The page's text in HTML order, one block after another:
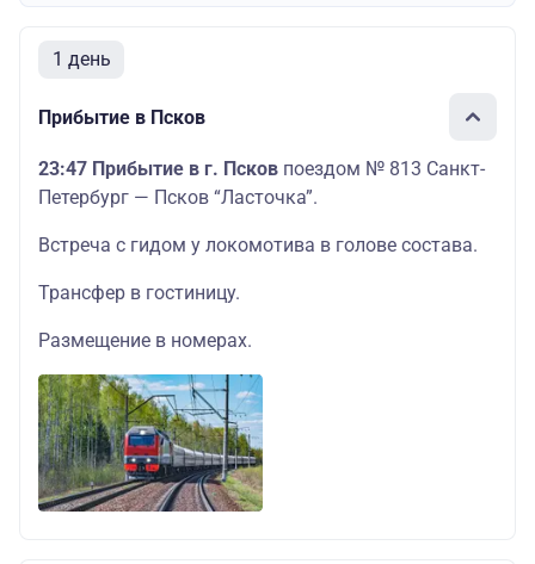
1 день
Прибытие в Псков
23:47 Прибытие в г. Псков поездом № 813 Санкт-
Петербург — Псков “Ласточка”.
Встреча с гидом у локомотива в голове состава.
Трансфер в гостиницу.
Размещение в номерах.